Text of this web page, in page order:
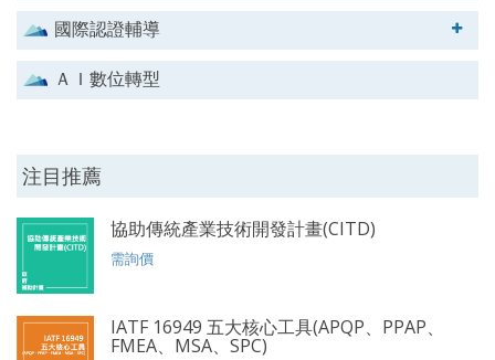
國際認證輔導
ＡＩ數位轉型
注目推薦
協助傳統產業技術開發計畫(CITD)
需詢價
IATF 16949 五大核心工具(APQP、PPAP、
FMEA、MSA、SPC)